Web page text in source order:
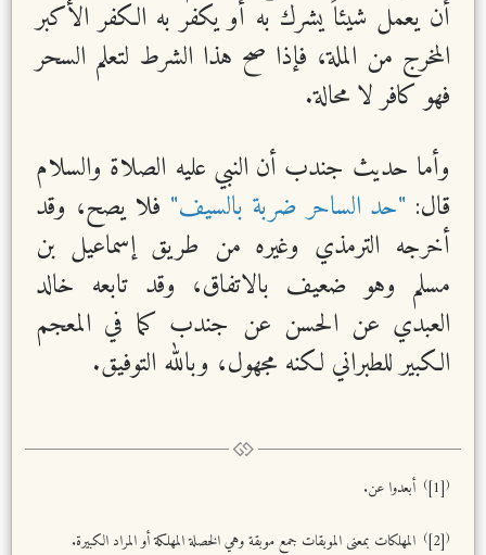
أن يعمل شيئاً يشرك به أو يكفر به الكفر الأكبر
المخرج من الملة، فإذا صح هذا الشرط لتعلم السحر
فهو كافر لا محالة.
وأما حديث جندب أن النبي عليه الصلاة والسلام
قال: "حد الساحر ضربة بالسيف" فلا يصح، وقد
أخرجه الترمذي وغيره من طريق إسماعيل بن
مسلم وهو ضعيف بالاتفاق، وقد تابعه خالد
العبدي عن الحسن عن جندب كما في المعجم
الكبير للطبراني لكنه مجهول، وبالله التوفيق.
(
[1]
) أبعدوا عن.
(
[2]
) المهلكات بمعنى الموبقات جمع موبقة وهي الخصلة المهلكة أو المراد الكبيرة.